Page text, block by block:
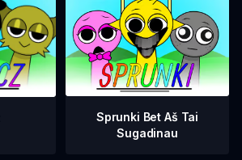
Sprunki Bet Aš Tai
Sugadinau